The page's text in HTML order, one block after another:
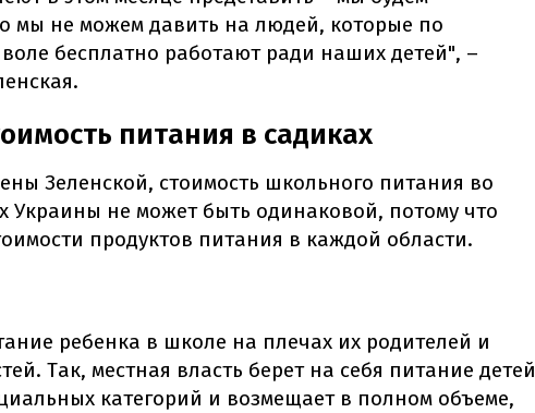
мы не можем давить на людей, которые по
бесплатно работают ради наших детей", –
питания в садиках
Зеленской, стоимость школьного питания во
Украины не может быть одинаковой, потому что
продуктов питания в каждой области.
ребенка в школе на плечах их родителей и
Так, местная власть берет на себя питание детей
категорий и возмещает в полном объеме,